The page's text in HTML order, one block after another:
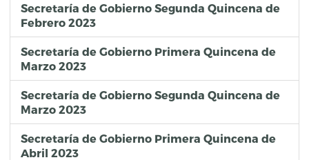
Secretaría de Gobierno Segunda Quincena de
Febrero 2023
Secretaría de Gobierno Primera Quincena de
Marzo 2023
Secretaría de Gobierno Segunda Quincena de
Marzo 2023
Secretaría de Gobierno Primera Quincena de
Abril 2023